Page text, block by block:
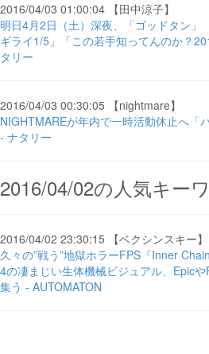
2016/04/03 01:00:04 【田中涼子】
明日4月2日（土）深夜、「ゴッドタン」
ギライ1/5」「この若手知ってんのか？
タリー
2016/04/03 00:30:05 【nightmare】
NIGHTMAREが年内で一時活動休止へ「
- ナタリー
2016/04/02の人気キー
2016/04/02 23:30:15 【ベクシンスキー】
久々の”戦う”地獄ホラーFPS『Inner
4の凄まじい生体機械ビジュアル、Epic
集う - AUTOMATON